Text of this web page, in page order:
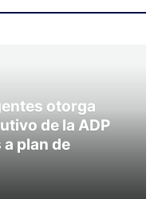
otorga
de la ADP
plan de